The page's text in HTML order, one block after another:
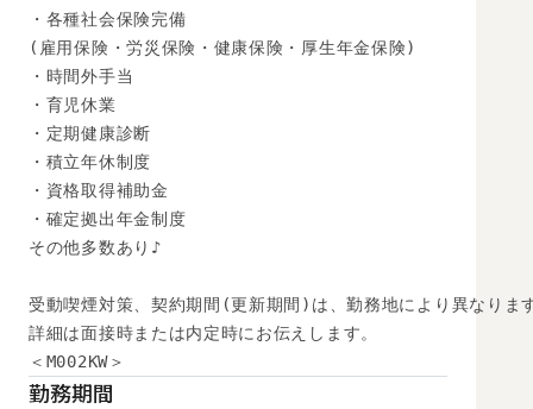
・各種社会保険完備
(雇用保険・労災保険・健康保険・厚生年金保険)
・時間外手当
・育児休業
・定期健康診断
・積立年休制度
・資格取得補助金
・確定拠出年金制度
その他多数あり♪
受動喫煙対策、契約期間(更新期間)は、勤務地により異なりま
詳細は面接時または内定時にお伝えします。
＜M002KW＞
勤務期間